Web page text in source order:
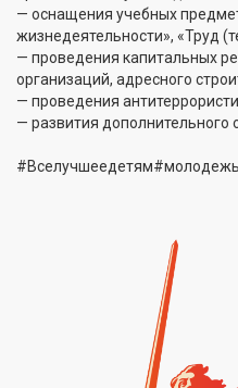
— оснащения учебных
жизнедеятельности», «Труд
— проведения капитальных
организаций, адресного
— проведения
— развития